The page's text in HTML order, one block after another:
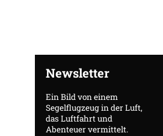
Newsletter
Ein Bild von einem
Segelflugzeug in der Luft,
das Luftfahrt und
Abenteuer vermittelt.